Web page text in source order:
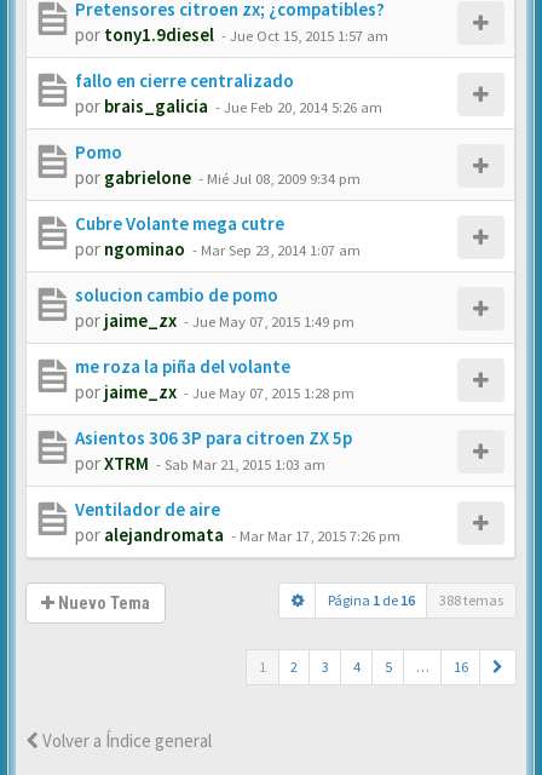
Pretensores citroen zx; ¿compatibles?
por tony1.9diesel -Jue Oct 15, 2015 1:57 am
fallo en cierre centralizado
por brais_galicia -Jue Feb 20, 2014 5:26 am
Pomo
por gabrielone - Mié Jul 08, 2009 9:34 pm
Cubre Volante mega cutre
por ngominao - Mar Sep 23, 2014 1:07 am
solucion cambio de pomo
por jaime_zx -Jue May 07, 2015 1:49 pm
me roza la piña del volante
por jaime_zx -Jue May 07, 2015 1:28 pm
Asientos 306 3P para citroen ZX 5p
porXTRM -Sab Mar 21, 2015 1:03 am
Ventilador de aire
por alejandromata - Mar Mar 17, 2015 7:26 pm
Nuevo Tema Página 1 de 16 388 temas
1 2 3 4 5 … 16
Volver a Índice general